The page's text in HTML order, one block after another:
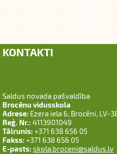
KONTAKTI
Saldus novada pašvaldība
Brocēnu vidusskola
Adrese:Ezera iela 6, Brocēni, LV-
Reģ. Nr.:4113901049
Tālrunis:+371 638 656 05
Fakss:+371 638 656 05
E-pasts:skola.broceni@saldus.lv